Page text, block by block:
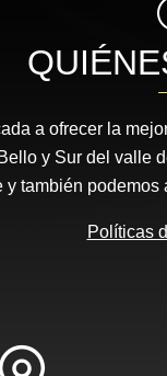
a ofrecer la
y Sur del valle
y también
Políticas